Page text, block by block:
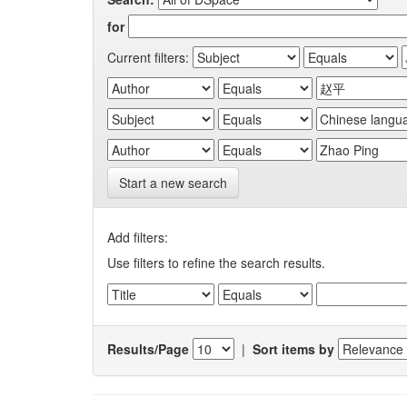
for
Current filters:
Start a new search
Add filters:
Use filters to refine the search results.
Results/Page | Sort items by